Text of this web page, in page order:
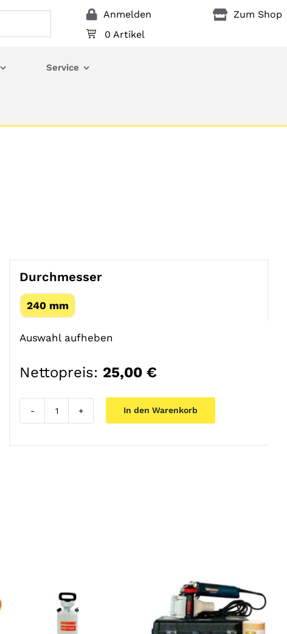
Anmelden
Zum Shop
0 Artikel
Service
Durchmesser
240 mm
Auswahl aufheben
Nettopreis: 25,00 €
In den Warenkorb
DETAILS DETAILS